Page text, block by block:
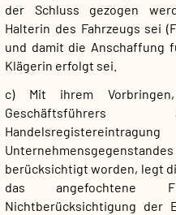
der Schluss gezogen
Halterin des Fahrzeugs sei
und damit die Anschaffung
Klägerin erfolgt sei.
c) Mit ihrem
berücksichtigt worden, legt
das angefochtene
Nichtberücksichtigung der